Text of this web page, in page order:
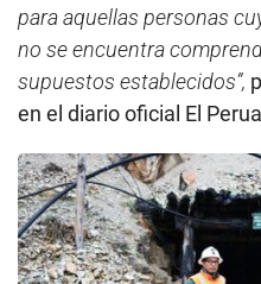
para aquellas personas
no se encuentra
supuestos establecidos”,
en el diario oficial El